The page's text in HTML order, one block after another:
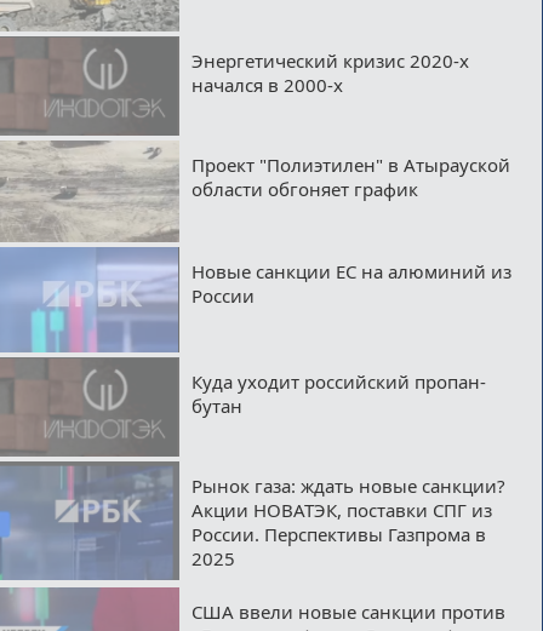
Энергетический кризис 2020-х
начался в 2000-х
Проект "Полиэтилен" в Атырауской
области обгоняет график
Новые санкции ЕС на алюминий из
России
Куда уходит российский пропан-
бутан
Рынок газа: ждать новые санкции?
Акции НОВАТЭК, поставки СПГ из
России. Перспективы Газпрома в
2025
США ввели новые санкции против